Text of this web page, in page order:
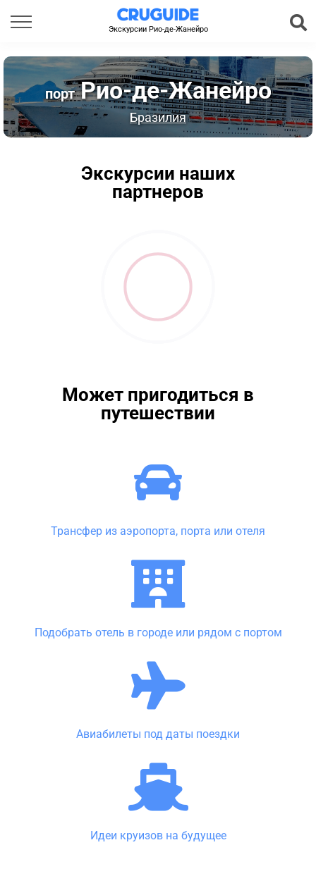
Экскурсии Рио-де-Жанейро
портРио-де-Жанейро
Бразилия
Экскурсии наших
партнеров
Может пригодиться в
путешествии
Трансфер из аэропорта, порта или отеля
Подобрать отель в городе или рядом с портом
Авиабилеты под даты поездки
Идеи круизов на будущее